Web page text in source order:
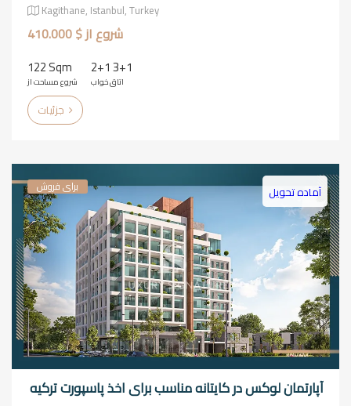
Kagithane, Istanbul, Turkey
شروع از $ 410.000
122 Sqm
شروع مساحت از
2+1 3+1
اتاق خواب
برای فروش آماده تحویل
آپارتمان لوکس در کایتانه مناسب برای اخذ پاسپورت ترکیه